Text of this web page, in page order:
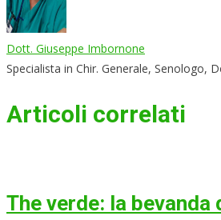
Dott. Giuseppe Imbornone
Specialista in Chir. Generale, Senologo,
Articoli correlati
The verde: la bevanda